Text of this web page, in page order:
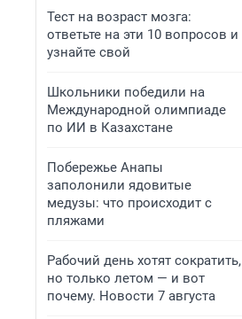
Тест на возраст мозга:
ответьте на эти 10 вопросов и
узнайте свой
Школьники победили на
Международной олимпиаде
по ИИ в Казахстане
Побережье Анапы
заполонили ядовитые
медузы: что происходит с
пляжами
Рабочий день хотят сократить,
но только летом — и вот
почему. Новости 7 августа